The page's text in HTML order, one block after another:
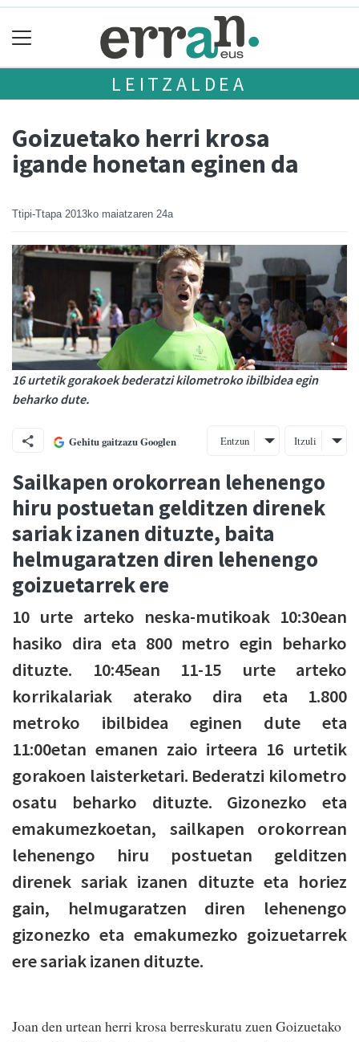
LEITZALDEA
Goizuetako herri krosa
igande honetan eginen da
Ttipi-Ttapa 2013ko maiatzaren 24a
16 urtetik gorakoek bederatzi kilometroko ibilbidea egin
beharko dute.
Gehitu gaitzazu Googlen Entzun Itzuli
Sailkapen orokorrean lehenengo
hiru postuetan gelditzen direnek
sariak izanen dituzte, baita
helmugaratzen diren lehenengo
goizuetarrek ere
10 urte arteko neska-mutikoak 10:30ean
hasiko dira eta 800 metro egin beharko
dituzte. 10:45ean 11-15 urte arteko
korrikalariak aterako dira eta 1.800
metroko ibilbidea eginen dute eta
11:00etan emanen zaio irteera 16 urtetik
gorakoen laisterketari. Bederatzi kilome­tro
osatu beharko dituzte. Gizonezko eta
emakumezkoetan, sailkapen orokorrean
lehenengo hiru postuetan gelditzen
direnek sariak izanen dituzte eta horiez
gain, helmugaratzen diren lehenengo
gizonezko eta emakumezko goizuetarrek
ere sariak izanen dituzte.
Joan den urtean he­rri krosa berreskuratu zuen Goizuetako